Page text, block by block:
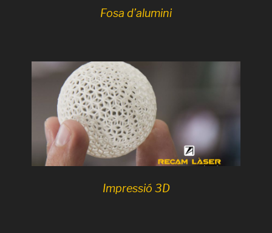
Fosa d’alumini
Impressió 3D